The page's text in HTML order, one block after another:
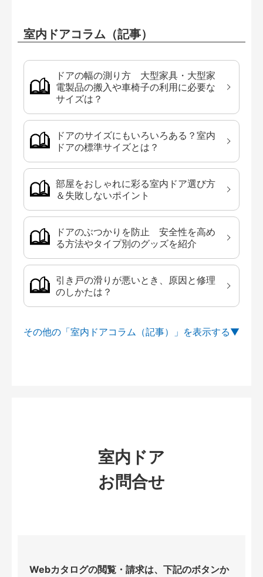
室内ドアコラム（記事）
ドアの幅の測り方 大型家具・大型家
電製品の搬入や車椅子の利用に必要な
サイズは？
ドアのサイズにもいろいろある？室内
ドアの標準サイズとは？
部屋をおしゃれに彩る室内ドア選び方
＆失敗しないポイント
ドアのぶつかりを防止 安全性を高め
る方法やタイプ別のグッズを紹介
引き戸の滑りが悪いとき、原因と修理
のしかたは？
その他の「室内ドアコラム（記事）」を
室内ドア
お問合せ
Webカタログの閲覧・請求は、下記のボタンか